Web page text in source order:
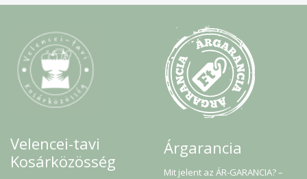
Velencei-tavi
Kosárközösség
Árgarancia
Mit jelent az ÁR-GARANCIA? –